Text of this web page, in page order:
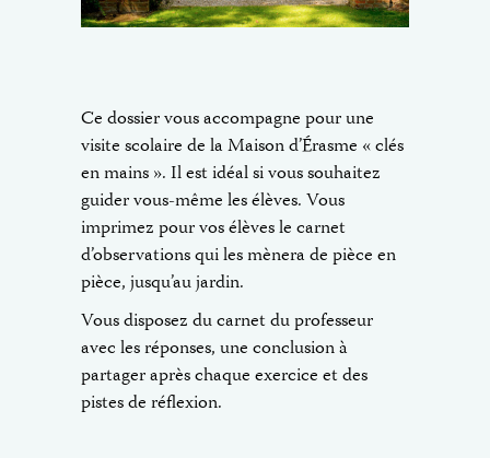
Ce dossier vous accompagne pour une
visite scolaire de la Maison d’Érasme « clés
en mains ». Il est idéal si vous souhaitez
guider vous-même les élèves. Vous
imprimez pour vos élèves le carnet
d’observations qui les mènera de pièce en
pièce, jusqu’au jardin.
Vous disposez du carnet du professeur
avec les réponses, une conclusion à
partager après chaque exercice et des
pistes de réflexion.